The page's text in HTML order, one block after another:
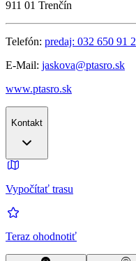
911 01 Trenčín
Telefón: predaj: 032 650 91
E-Mail: jaskova@ptasro.sk
www.ptasro.sk
Kontakt
Vypočítať trasu
Teraz ohodnotiť